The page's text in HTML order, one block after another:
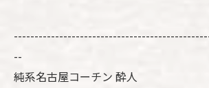
--
純系名古屋コーチン 酔人